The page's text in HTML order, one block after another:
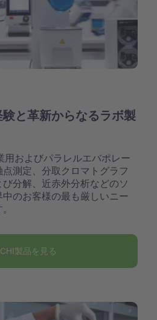
と革新からなるラボ製
用およびパラレルエバポレー
測定、分取クロマトグラフ
分解、近赤外分析などのソ
中のお客様の最も厳しいニー
製品を見る